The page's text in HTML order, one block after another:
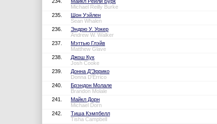
Michael Reilly Burke
235.
Шон Уэйлен
Sean Whalen
236.
Эндрю У. Уокер
Andrew W. Walker
237.
Мэттью Глэйв
Matthew Glave
238.
Джош Кук
Josh Cooke
239.
Донна Д’Эррико
Donna D'Errico
240.
Брэндон Молале
Brandon Molale
241.
Майкл Дорн
Michael Dorn
242.
Тиша Кэмпбелл
Tisha Campbell